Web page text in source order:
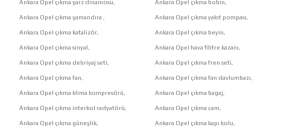
Ankara Opel çıkma şarz dinamosu, Ankara Opel çıkma bobin,
Ankara Opel çıkma şamandıra , Ankara Opel çıkma yakıt pompası,
Ankara Opel çıkma katalizör, Ankara Opel çıkma beyin,
Ankara Opel çıkma sinyal, Ankara Opel hava filitre kazanı,
Ankara Opel çıkma debriyaj seti, Ankara Opel çıkma fren seti,
Ankara Opel çıkma fan, Ankara Opel çıkma fan davlumbazı,
Ankara Opel çıkma klima kompresörü, Ankara Opel çıkma bagaj,
Ankara Opel çıkma interkol radyatörü, Ankara Opel çıkma cam,
Ankara Opel çıkma güneşlik, Ankara Opel çıkma kapı kolu,